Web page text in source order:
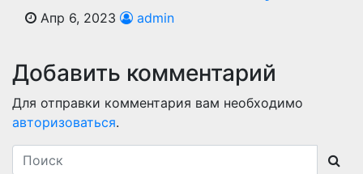
Апр 6, 2023 admin
Добавить комментарий
Для отправки комментария вам необходимо
авторизоваться.